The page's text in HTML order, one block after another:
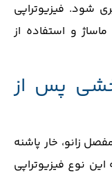
شود. فیزیوتراپی
و استفاده از
پس از
زانو، خار پاشنه
نوع فیزیوتراپی